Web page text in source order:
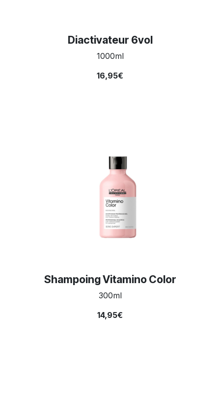
Diactivateur 6vol
1000ml
16,95€
Shampoing Vitamino Color
300ml
14,95€